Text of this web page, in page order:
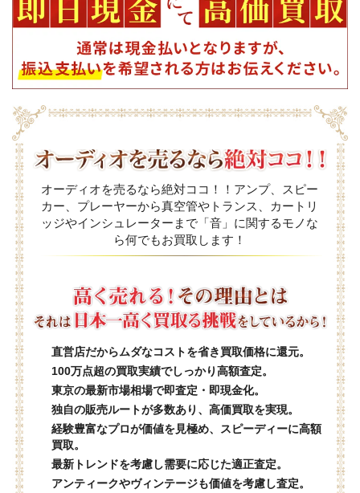
オーディオを売るなら絶対ココ！！アンプ、スピー
カー、プレーヤーから真空管やトランス、カートリ
ッジやインシュレーターまで「音」に関するモノな
ら何でもお買取します！
直営店だからムダなコストを省き買取価格に還元。
100万点超の買取実績でしっかり高額査定。
東京の最新市場相場で即査定・即現金化。
独自の販売ルートが多数あり、高価買取を実現。
経験豊富なプロが価値を見極め、スピーディーに高額
買取。
最新トレンドを考慮し需要に応じた適正査定。
アンティークやヴィンテージも価値を考慮し査定。